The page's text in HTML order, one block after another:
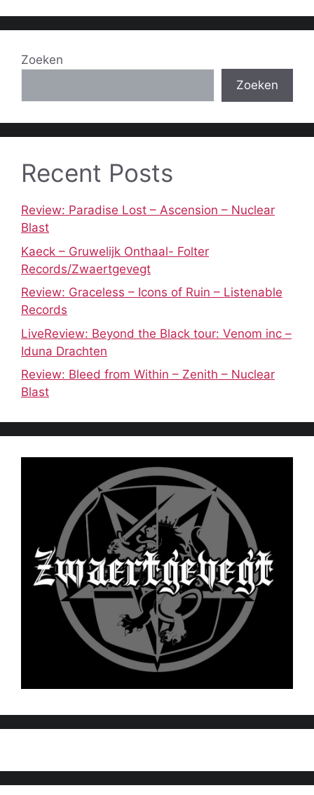
Zoeken
Zoeken
Recent Posts
Review: Paradise Lost – Ascension – Nuclear
Blast
Kaeck – Gruwelijk Onthaal- Folter
Records/Zwaertgevegt
Review: Graceless – Icons of Ruin – Listenable
Records
LiveReview: Beyond the Black tour: Venom inc –
Iduna Drachten
Review: Bleed from Within – Zenith – Nuclear
Blast